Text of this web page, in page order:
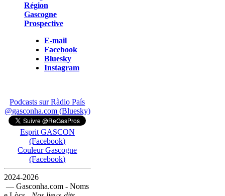
Région
Gascogne
Prospective
E-mail
Facebook
Bluesky
Instagram
Podcasts sur Ràdio País
@gasconha.com (Bluesky)
Esprit GASCON
(Facebook)
Couleur Gascogne
(Facebook)
2024-2026
— Gasconha.com - Noms